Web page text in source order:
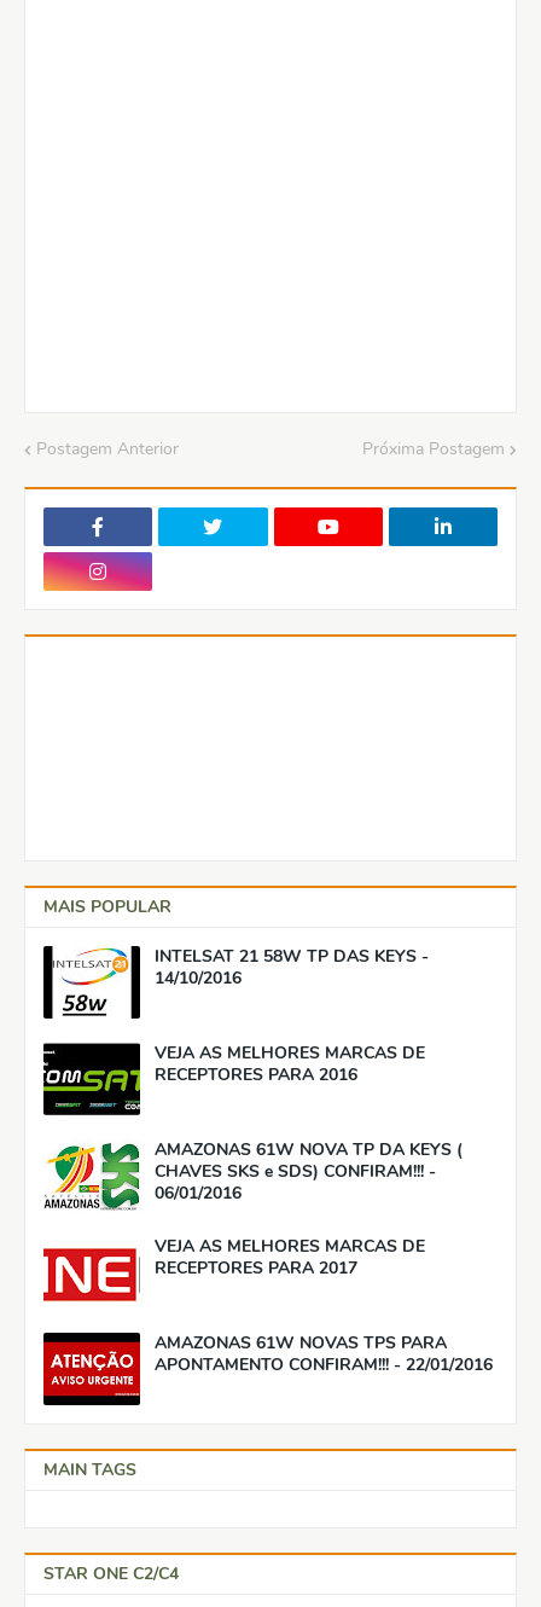
Postagem Anterior Próxima Postagem
MAIS POPULAR
INTELSAT 21 58W TP DAS KEYS -
14/10/2016
VEJA AS MELHORES MARCAS DE
RECEPTORES PARA 2016
AMAZONAS 61W NOVA TP DA KEYS (
CHAVES SKS e SDS) CONFIRAM!!! -
06/01/2016
VEJA AS MELHORES MARCAS DE
RECEPTORES PARA 2017
AMAZONAS 61W NOVAS TPS PARA
APONTAMENTO CONFIRAM!!! - 22/01/2016
MAIN TAGS
STAR ONE C2/C4